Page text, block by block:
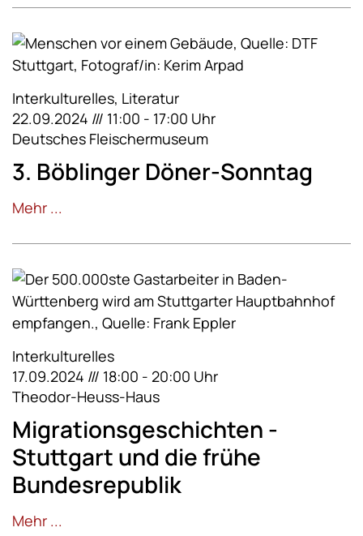
Interkulturelles, Literatur
22.09.2024 /// 11:00 - 17:00 Uhr
Deutsches Fleischermuseum
3. Böblinger Döner-Sonntag
Mehr ...
Interkulturelles
17.09.2024 /// 18:00 - 20:00 Uhr
Theodor-Heuss-Haus
Migrationsgeschichten -
Stuttgart und die frühe
Bundesrepublik
Mehr ...